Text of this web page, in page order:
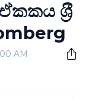
ශ‍්‍රී
AM